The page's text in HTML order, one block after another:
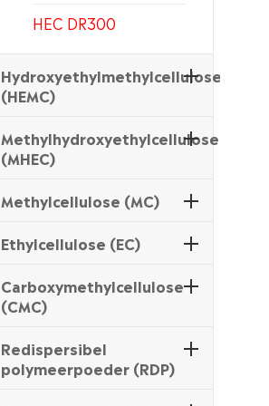
HEC DR300
Hydroxyethylmethylcellulose
(HEMC)
Methylhydroxyethylcellulose
(MHEC)
Methylcellulose (MC)
Ethylcellulose (EC)
Carboxymethylcellulose
(CMC)
Redispersibel
polymeerpoeder (RDP)